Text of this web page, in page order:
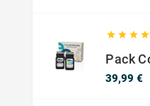
   
39,99 €